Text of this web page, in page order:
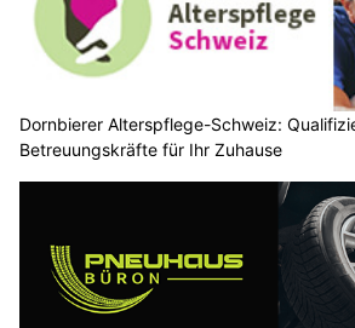
Dornbierer Alterspflege-Schweiz:
Betreuungskräfte für Ihr Zuhause